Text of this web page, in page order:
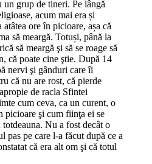
un grup de tineri. Pe lângă
acum mai era și
atâtea ore în picioare, așa că
să meargă. Totuși, până la
să meargă şi să se roage să
că poate cine ştie. După 14
nervi şi gânduri care îi
că nu are rost, că pierde
de racla Sfintei
cum ceva, ca un curent, o
picioare şi cum fiinţa ei se
Nu a fost decât o
pas pe care l-a făcut după ce a
că era alt om şi că totul